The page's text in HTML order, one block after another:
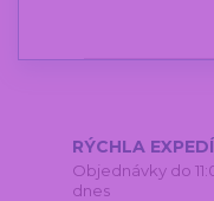
RÝCHLA
Objednávky do
dnes